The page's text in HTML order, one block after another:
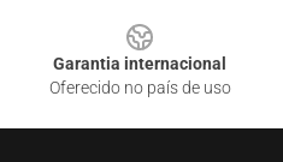
Garantia internacional
Oferecido no país de uso